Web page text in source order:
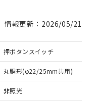
情報更新：2026/05/21
押ボタンスイッチ
丸胴形(φ22/25mm共用)
非照光